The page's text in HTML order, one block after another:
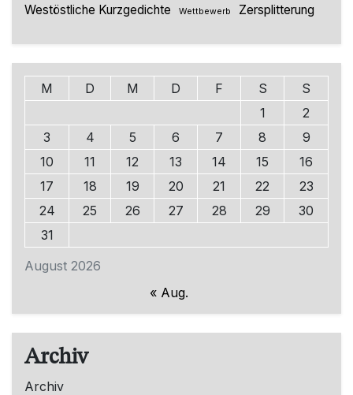
Westöstliche Kurzgedichte
Wettbewerb Zersplitterung
August 2026
M D M D F S
S
1
2
3
4 5 6 7 8
9
10
11 12 13 14 15
16
17
18 19 20 21 22
23
24
25 26 27 28 29
30
31
« Aug.
Archiv
Archiv